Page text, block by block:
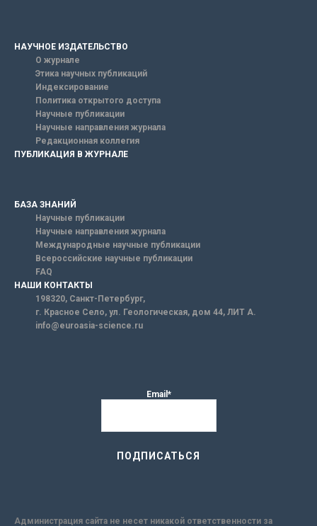
НАУЧНОЕ ИЗДАТЕЛЬСТВО
О журнале
Этика научных публикаций
Индексирование
Политика открытого доступа
Научные публикации
Научные направления журнала
Редакционная коллегия
ПУБЛИКАЦИЯ В ЖУРНАЛЕ
БАЗА ЗНАНИЙ
Научные публикации
Научные направления журнала
Международные научные публикации
Всероссийские научные публикации
FAQ
НАШИ КОНТАКТЫ
198320, Санкт-Петербург,
г. Красное Село, ул. Геологическая, дом 44, ЛИТ А.
info@euroasia-science.ru
Email*
Администрация сайта не несет никакой ответственности за